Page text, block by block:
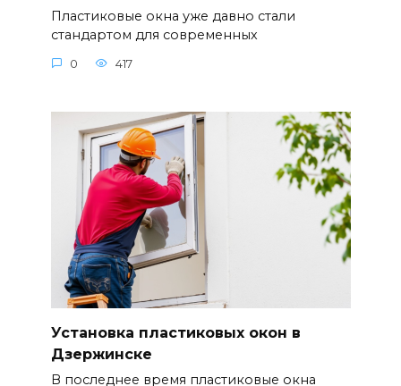
Пластиковые окна уже давно стали
стандартом для современных
0 417
Установка пластиковых окон в
Дзержинске
В последнее время пластиковые окна